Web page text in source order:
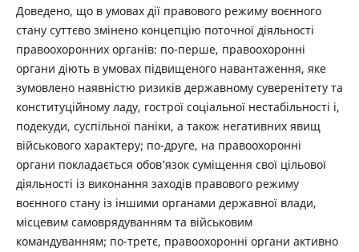
Доведено, що в умовах дії правового режиму воєнного
стану суттєво змінено концепцію поточної діяльності
правоохоронних органів: по-перше, правоохоронні
органи діють в умовах підвищеного навантаження, яке
зумовлено наявністю ризиків державному суверенітету та
конституційному ладу, гострої соціальної нестабільності і,
подекуди, суспільної паніки, а також негативних явищ
військового характеру; по-друге, на правоохоронні
органи покладається обов’язок суміщення свої цільової
діяльності із виконання заходів правового режиму
воєнного стану із іншими органами державної влади,
місцевим самоврядуванням та військовим
командуванням; по-третє, правоохоронні органи активно